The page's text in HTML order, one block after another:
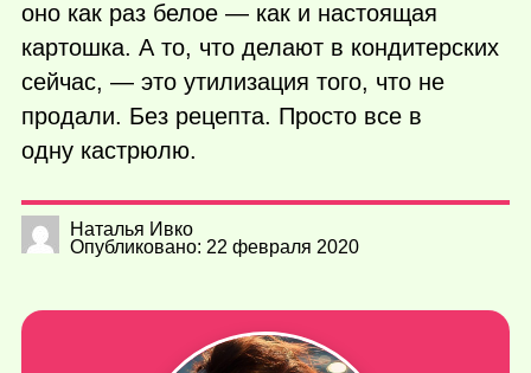
оно как раз белое — как и настоящая
картошка. А то, что делают в кондитерских
сейчас, — это утилизация того, что не
продали. Без рецепта. Просто все в
одну кастрюлю.
Наталья Ивко
Опубликовано: 22 февраля 2020